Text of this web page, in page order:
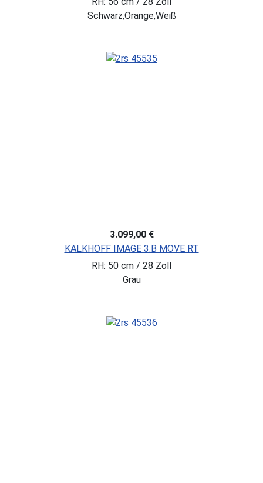
Schwarz,Orange,Weiß
3.099,00 €
KALKHOFF IMAGE 3.B MOVE RT
RH: 50 cm / 28 Zoll
Grau